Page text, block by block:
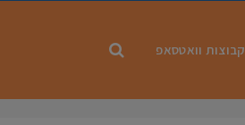
קבוצות וואטסאפ